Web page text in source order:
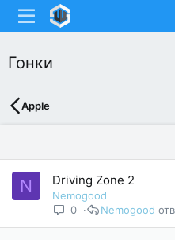
Гонки
Apple
N Driving Zone 2
Nemogood
0
Nemogood